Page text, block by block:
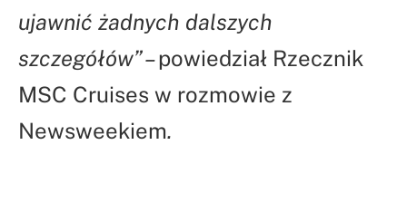
ujawnić żadnych dalszych
szczegółów” –powiedział Rzecznik
MSC Cruises w rozmowie z
Newsweekiem.